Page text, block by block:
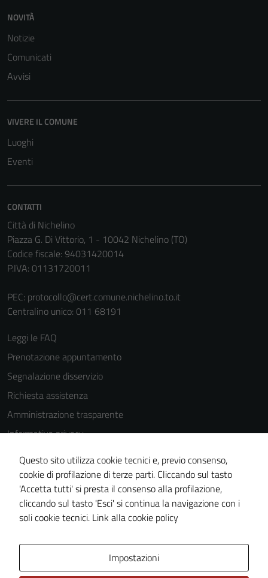
NOVITÀ
Notizie
Comunicati
Avvisi
VIVERE IL COMUNE
Luoghi
Eventi
CONTATTI
Città di Nichelino
Piazza G. Di Vittorio, 1 - 10042 Nichelino (TO)
Codice fiscale: 94031420014
P.IVA: 01131720011
PEC: protocollo@cert.comune.nichelino.to.it
Centralino unico: 011 68191
Leggi le FAQ
Prenotazione appuntamento
Segnalazione disservizio
Richiesta assistenza
Amministrazione trasparente
Informativa privacy
Note legali
Dichiarazione di accessibilità
Piano di miglioramento del sito
Questo sito utilizza cookie tecnici e, previo consenso,
cookie di profilazione di terze parti. Cliccando sul tasto
'Accetta tutti' si presta il consenso alla profilazione,
cliccando sul tasto 'Esci' si continua la navigazione con i
soli cookie tecnici. Link alla cookie policy
Impostazioni
Questi cookie
non raccolgono
informazioni